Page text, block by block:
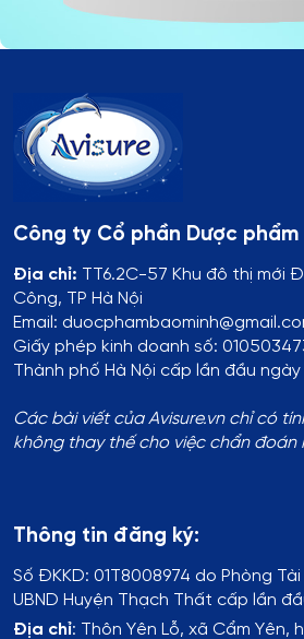
Công ty Cổ phần Dược phẩm
Địa chỉ: TT6.2C-57 Khu đô thị mới
Công, TP Hà Nội
Email:
Giấy phép kinh doanh số:
Thành phố Hà Nội cấp lần đầu ngày
Các bài viết của Avisure.vn chỉ có
không thay thế cho việc chẩn đoán
Thông tin đăng ký:
Số ĐKKD: 01T8008974 do Phòng
UBND Huyện Thạch Thất cấp lần
Địa chỉ: Thôn Yên Lỗ, xã Cẩm Yên,